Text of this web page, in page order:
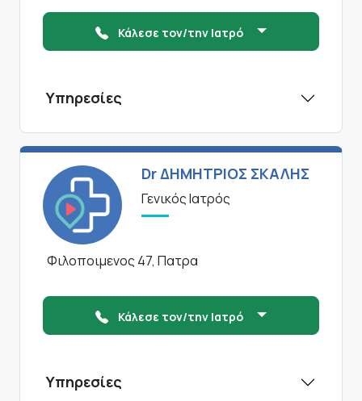
Κάλεσε τον/την Ιατρό
Υπηρεσίες
Dr ΔΗΜΗΤΡΙΟΣ ΣΚΑΛΗΣ
Γενικός Ιατρός
Φιλοποιμενος 47, Πατρα
Κάλεσε τον/την Ιατρό
Υπηρεσίες